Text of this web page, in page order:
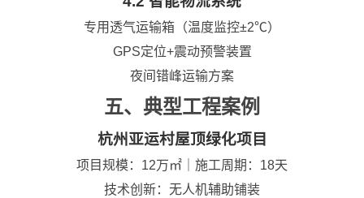
专用透气运输箱（温度监控±2℃）
GPS定位+震动预警装置
夜间错峰运输方案
五、典型工程案例
杭州亚运村屋顶绿化项目
项目规模：12万㎡｜施工周期：18天
技术创新：无人机辅助铺装